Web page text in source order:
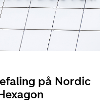
på Nordic